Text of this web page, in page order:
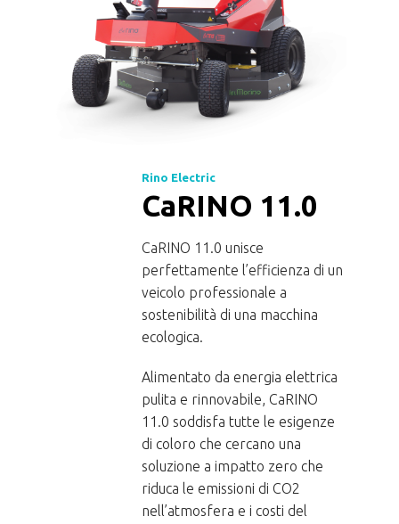
Rino Electric
CaRINO 11.0
CaRINO 11.0 unisce
perfettamente l’efficienza di un
veicolo professionale a
sostenibilità di una macchina
ecologica.
Alimentato da energia elettrica
pulita e rinnovabile, CaRINO
11.0 soddisfa tutte le esigenze
di coloro che cercano una
soluzione a impatto zero che
riduca le emissioni di CO2
nell’atmosfera e i costi del